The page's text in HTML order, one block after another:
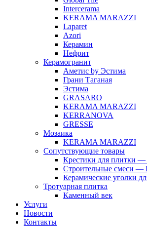
Intercerama
KERAMA MARAZZI
Laparet
Аzori
Керамин
Нефрит
Керамогранит
Аметис by Эстима
Грани Таганая
Эстима
GRASARO
KERAMA MARAZZI
KERRANOVA
GRESSE
Мозаика
KERAMA MARAZZI
Сопутствующие товары
Крестики для плитки —
Строительные смеси —
Керамические уголки
Тротуарная плитка
Каменный век
Услуги
Новости
Контакты